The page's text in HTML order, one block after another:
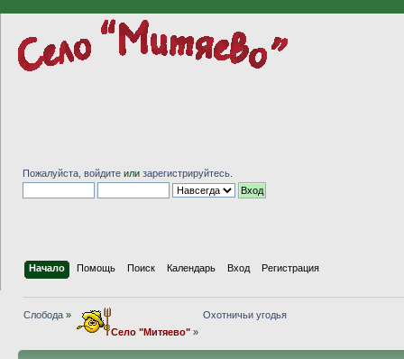
Пожалуйста, войдите или зарегистрируйтесь
Начало Помощь Поиск Календарь Вход Регистрация
Слобода »
Село "Митяево"»
Охотничьи угодья